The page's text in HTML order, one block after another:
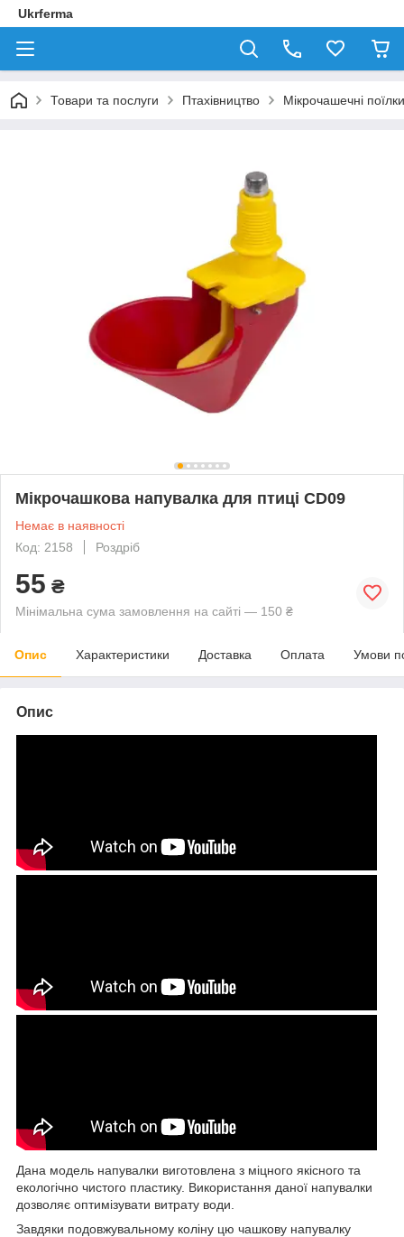
Ukrferma
Товари та послуги Птахівництво Мікрочашечні
Мікрочашкова напувалка для птиці CD09
Немає в наявності
Код: 2158
Роздріб
55 ₴
Мінімальна сума замовлення на сайті — 150 ₴
Опис Характеристики Доставка Оплата Умови
Опис
Дана модель напувалки виготовлена з міцного якісного та
екологічно чистого пластику. Використання даної напувалки
дозволяє оптимізувати витрату води.
Завдяки подовжувальному коліну цю чашкову напувалку